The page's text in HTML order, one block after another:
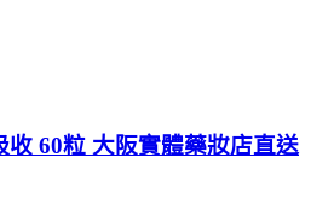
收 60粒 大阪實體藥妝店直送